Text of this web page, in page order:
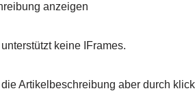
anzeigen
unterstützt keine IFrames.
Artikelbeschreibung aber durch